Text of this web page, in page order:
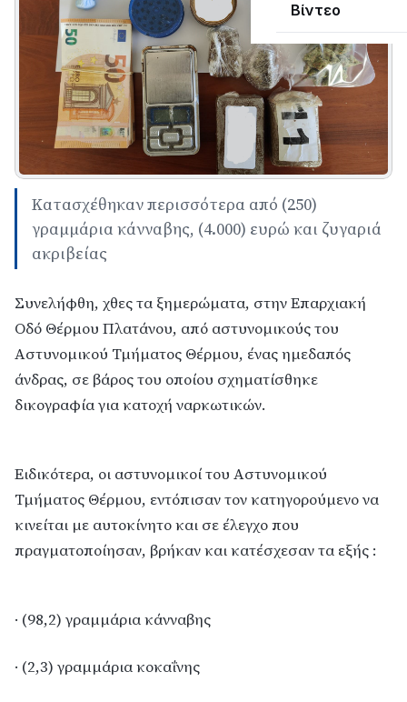
Βίντεο
Κατασχέθηκαν περισσότερα από (250)
γραμμάρια κάνναβης, (4.000) ευρώ και ζυγαριά
ακριβείας
Συνελήφθη, χθες τα ξημερώματα, στην Επαρχιακή
Οδό Θέρμου Πλατάνου, από αστυνομικούς του
Αστυνομικού Τμήματος Θέρμου, ένας ημεδαπός
άνδρας, σε βάρος του οποίου σχηματίσθηκε
δικογραφία για κατοχή ναρκωτικών.
Ειδικότερα, οι αστυνομικοί του Αστυνομικού
Τμήματος Θέρμου, εντόπισαν τον κατηγορούμενο να
κινείται με αυτοκίνητο και σε έλεγχο που
πραγματοποίησαν, βρήκαν και κατέσχεσαν τα εξής :
· (98,2) γραμμάρια κάνναβης
· (2,3) γραμμάρια κοκαΐνης